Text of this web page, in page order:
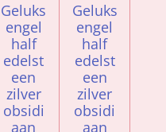
Geluks
engel
half
edelst
een
zilver
obsidi
aan
Geluks
engel
half
edelst
een
zilver
obsidi
aan